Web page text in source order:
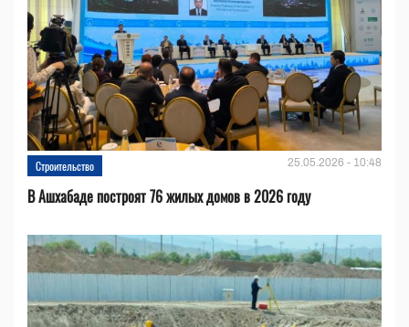
Строительство 25.05.2026 - 10:48
В Ашхабаде построят 76 жилых домов в 2026 году